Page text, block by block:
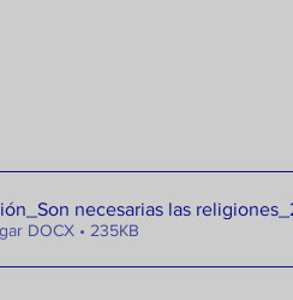
necesarias las
DOCX • 235KB